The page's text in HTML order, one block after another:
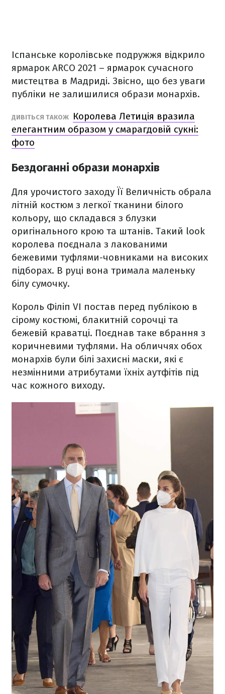
Іспанське королівське подружжя відкрило
ярмарок ARCO 2021 – ярмарок сучасного
мистецтва в Мадриді. Звісно, що без уваги
публіки не залишилися образи монархів.
ДИВІТЬСЯ ТАКОЖ
Королева Летиція вразила
елегантним образом у смарагдовій сукні:
фото
Бездоганні образи монархів
Для урочистого заходу Її Величність обрала
літній костюм з легкої тканини білого
кольору, що складався з блузки
оригінального крою та штанів. Такий look
королева поєднала з лакованими
бежевими туфлями-човниками на високих
підборах. В руці вона тримала маленьку
білу сумочку.
Король Філіп VI постав перед публікою в
сірому костюмі, блакитній сорочці та
бежевій краватці. Поєднав таке вбрання з
коричневими туфлями. На обличчях обох
монархів були білі захисні маски, які є
незмінними атрибутами їхніх аутфітів під
час кожного виходу.